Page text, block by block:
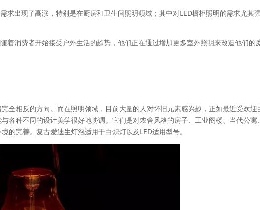
求出现了高涨，特别是在厨房和卫生间照明领域；其中对LED橱柜照明的需求尤其强
着消费者开始接受户外生活的趋势，他们正在通过增加更多室外照明来改造他们的
全相反的方向。而在照明领域，目前大量的人对怀旧元素感兴趣，正如最近受欢迎
各种不同的设计美学很好地协调。它们是对农舍风格的房子、工业阁楼、当代公寓
的完善。复古爱迪生灯泡适用于白炽灯以及LED适用型号。